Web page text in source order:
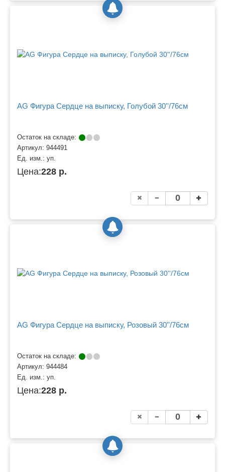
AG Фигура Сердце на выписку, Голубой 30''/76см
Остаток на складе:
Артикул: 944491
Ед. изм.: уп.
Цена:228 р.
AG Фигура Сердце на выписку, Розовый 30''/76см
Остаток на складе:
Артикул: 944484
Ед. изм.: уп.
Цена:228 р.